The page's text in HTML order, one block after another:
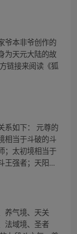
爷本非爷创作的
为天元大陆的故
链接来阅读《狐
系如下： 元尊的
相当于斗破的斗
；太初境相当于
王强者；天阳...
养气境、天关
法域境、圣者